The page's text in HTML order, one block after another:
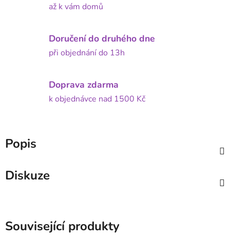
až k vám domů
Doručení do druhého dne
při objednání do 13h
Doprava zdarma
k objednávce nad 1500 Kč
Popis
Diskuze
Související produkty